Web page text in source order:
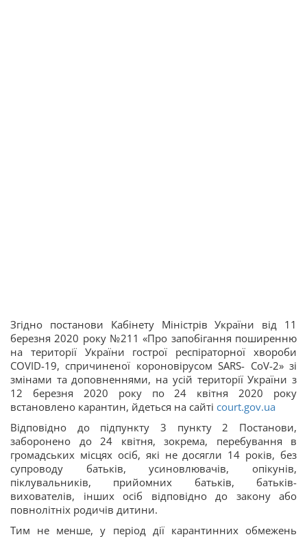
Згідно постанови Кабінету Міністрів України від 11
березня 2020 року №211 «Про запобігання поширенню
на території України гострої респіраторної хвороби
COVID-19, спричиненої короновірусом SARS- CoV-2» зі
змінами та доповненнями, на усій території України з
12 березня 2020 року по 24 квітня 2020 року
встановлено карантин, йдеться на сайті court.gov.ua
Відповідно до підпункту 3 пункту 2 Постанови,
заборонено до 24 квітня, зокрема, перебування в
громадських місцях осіб, які не досягли 14 років, без
супроводу батьків, усиновлювачів, опікунів,
піклувальників, прийомних батьків, батьків-
вихователів, інших осіб відповідно до закону або
повнолітніх родичів дитини.
Тим не менше, у період дії карантинних обмежень